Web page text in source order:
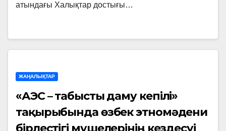
атындағы Халықтар достығы…
ЖАҢАЛЫҚТАР
«АЭС – табысты даму кепілі»
тақырыбында өзбек этномәдени
бірлестігі мүшелерінің кездесуі